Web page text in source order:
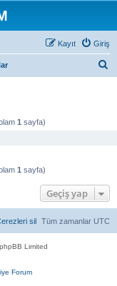
Giriş
Kayıt
1 sayfa)
1 sayfa)
Geçiş yap
Tüm zamanlar UTC
sil
Limited
Forum